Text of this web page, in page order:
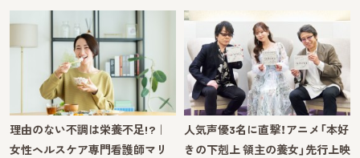
理由のない不調は栄養不足!?｜
女性ヘルスケア専門看護師マリ
人気声優3名に直撃！アニメ「本好
きの下剋上 領主の養女」先行上映